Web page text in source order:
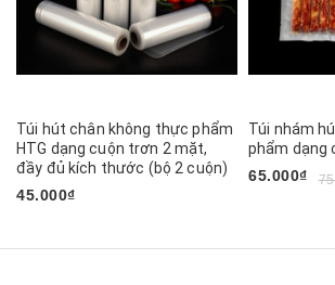
Túi hút chân không thực phẩm
HTG dạng cuộn trơn 2 mặt,
đầy đủ kích thước (bộ 2 cuộn)
45.000₫
Túi nhám
phẩm dạng
65.000₫